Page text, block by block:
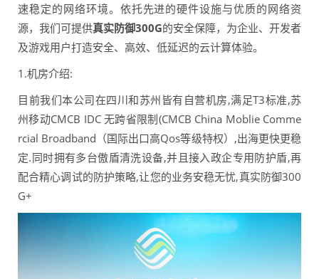
速稳定的网络环境。依托先进的硬件设施与优质的网络资
源，我们可提供真实防御300G的安全保障，为企业、开发者
及游戏用户打造安全、高效、低延迟的云计算体验。
1.机房介绍:
目前我们本公司在四川和苏州皆有自营机房,满足T3标准,苏
州移动CMCB IDC 无跨省限制(CMCB China Moblie Comme
rcial Broadband（国际出口高Qos等级特权）,出海更快更稳
定.同时拥有多台傲盾清洗设备,并且接入政企专用防护盾,再
配合精心调试的防护策略,让您的业务安稳无忧,真实防御300
G+